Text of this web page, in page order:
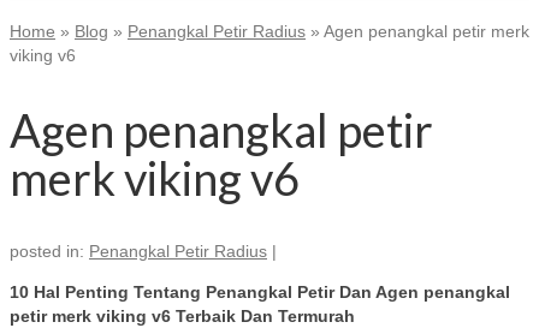
Home » Blog » Penangkal Petir Radius » Agen penangkal petir merk
viking v6
Agen penangkal petir
merk viking v6
posted in: Penangkal Petir Radius |
10 Hal Penting Tentang Penangkal Petir Dan Agen penangkal
petir merk viking v6 Terbaik Dan Termurah